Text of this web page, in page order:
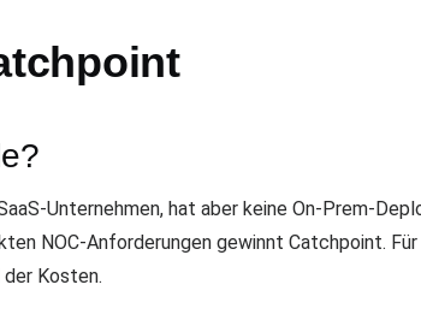
Unternehmen, hat aber keine On-Prem-
NOC-Anforderungen gewinnt Catchpoint.
Kosten.